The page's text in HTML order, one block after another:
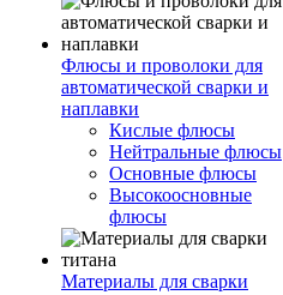
Флюсы и проволоки для
автоматической сварки и
наплавки
Кислые флюсы
Нейтральные флюсы
Основные флюсы
Высокоосновные
флюсы
Материалы для сварки